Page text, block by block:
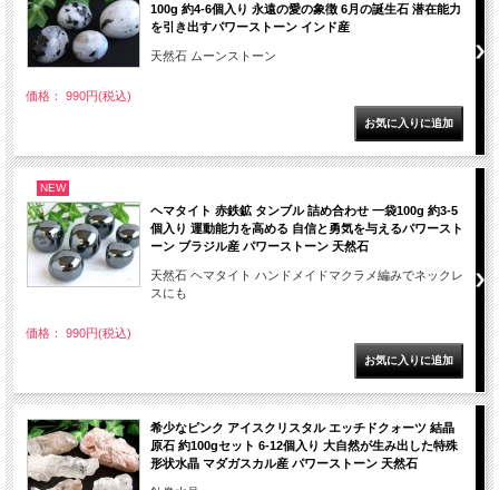
100g 約4-6個入り 永遠の愛の象徴 6月の誕生石 潜在能力
を引き出すパワーストーン インド産
天然石 ムーンストーン
価格： 990円(税込)
NEW
ヘマタイト 赤鉄鉱 タンブル 詰め合わせ 一袋100g 約3-5
個入り 運動能力を高める 自信と勇気を与えるパワースト
ーン ブラジル産 パワーストーン 天然石
天然石 ヘマタイト ハンドメイドマクラメ編みでネックレ
スにも
価格： 990円(税込)
希少なピンク アイスクリスタル エッチドクォーツ 結晶
原石 約100gセット 6-12個入り 大自然が生み出した特殊
形状水晶 マダガスカル産 パワーストーン 天然石